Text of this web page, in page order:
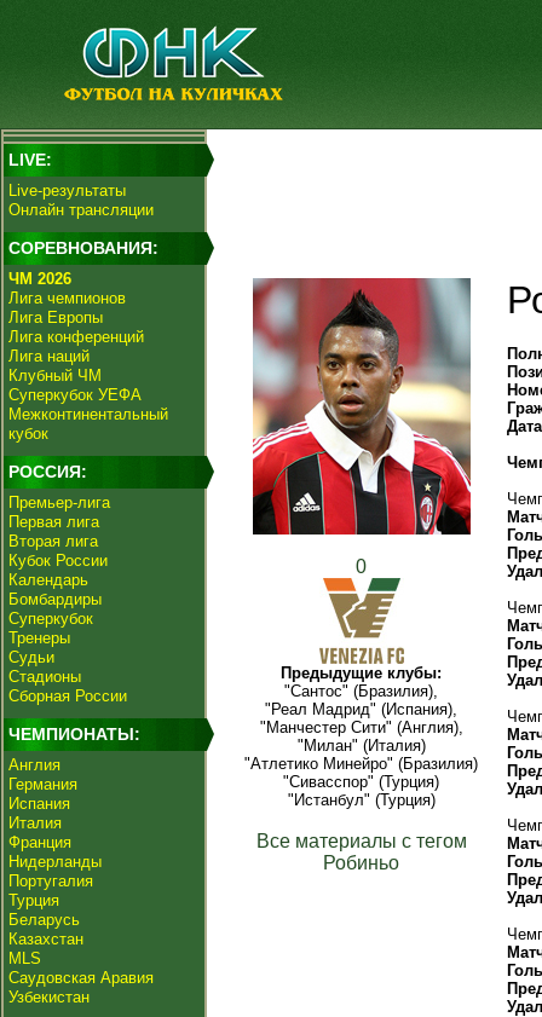
LIVE:
Live-результаты
Онлайн трансляции
СОРЕВНОВАНИЯ:
ЧМ 2026
Лига чемпионов
Лига Европы
Лига конференций
Лига наций
Клубный ЧМ
Суперкубок УЕФА
Межконтинентальный
кубок
РОССИЯ:
Премьер-лига
Первая лига
Вторая лига
Кубок России
Календарь
Бомбардиры
Суперкубок
Тренеры
Судьи
Стадионы
Сборная России
ЧЕМПИОНАТЫ:
Англия
Германия
Испания
Италия
Франция
Нидерланды
Португалия
Турция
Беларусь
Казахстан
MLS
Саудовская Аравия
Узбекистан
0
Предыдущие клубы:
"Сантос" (Бразилия),
"Реал Мадрид" (Испания),
"Манчестер Сити" (Англия),
"Милан" (Италия)
"Атлетико Минейро" (Бразилия)
"Сивасспор" (Турция)
"Истанбул" (Турция)
Все материалы с тегом
Робиньо